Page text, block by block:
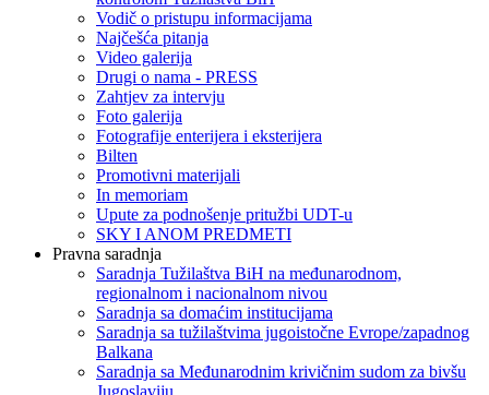
Vodič o pristupu informacijama
Najčešća pitanja
Video galerija
Drugi o nama - PRESS
Zahtjev za intervju
Foto galerija
Fotografije enterijera i eksterijera
Bilten
Promotivni materijali
In memoriam
Upute za podnošenje pritužbi UDT-u
SKY I ANOM PREDMETI
Pravna saradnja
Saradnja Tužilaštva BiH na međunarodnom,
regionalnom i nacionalnom nivou
Saradnja sa domaćim institucijama
Saradnja sa tužilaštvima jugoistočne Evrope/zapadnog
Balkana
Saradnja sa Međunarodnim krivičnim sudom za bivšu